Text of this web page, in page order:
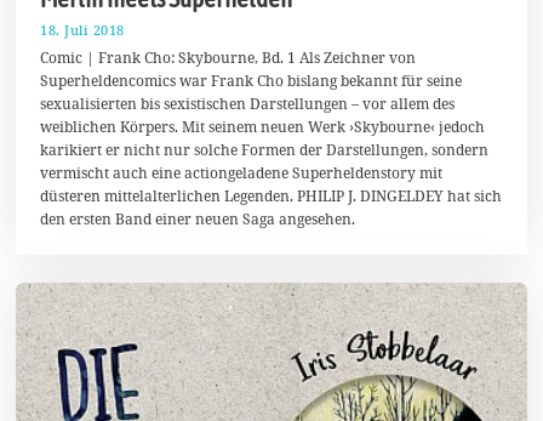
18. Juli 2018
.
J
u
l
i
2
0
1
Comic | Frank Cho: Skybourne, Bd. 1 Als Zeichner von
Superheldencomics war Frank Cho bislang bekannt für seine
sexualisierten bis sexistischen Darstellungen – vor allem des
weiblichen Körpers. Mit seinem neuen Werk ›Skybourne‹ jedoch
karikiert er nicht nur solche Formen der Darstellungen, sondern
vermischt auch eine actiongeladene Superheldenstory mit
düsteren mittelalterlichen Legenden. PHILIP J. DINGELDEY hat sich
den ersten Band einer neuen Saga angesehen.